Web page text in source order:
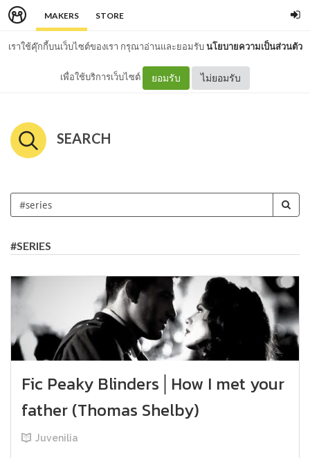
MAKERS STORE
เราใช้คุ๊กกี้บนเว็บไซต์ของเรา กรุณาอ่านและยอมรับนโยบายความเป็นส่วนตัว
เพื่อใช้บริการเว็บไซต์ ยอมรับ ไม่ยอมรับ
SEARCH
#SERIES
Fic Peaky Blinders│How I met your
father (Thomas Shelby)
Juvenilia